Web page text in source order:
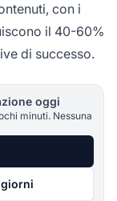
con i
il 40-60%
di successo.
oggi
minuti. Nessuna